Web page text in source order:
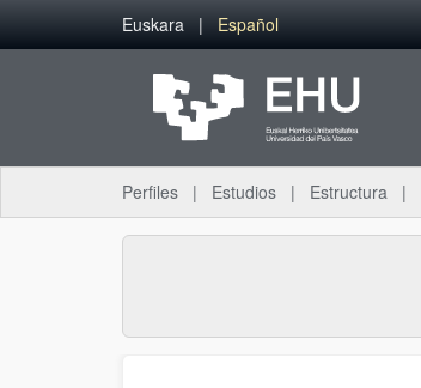
Saltar al contenido principal
Euskara Español
Perfiles Estudios Estructura